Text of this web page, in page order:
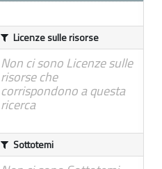
Licenze sulle risorse
Non ci sono Licenze sulle
risorse che
corrispondono a questa
ricerca
Sottotemi